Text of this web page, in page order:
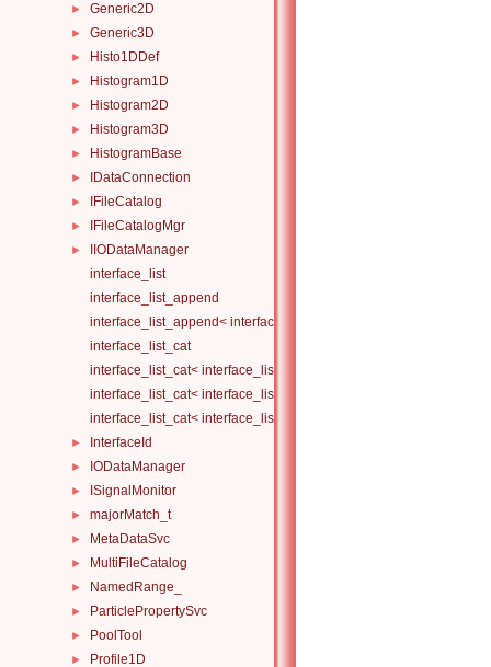
► Generic2D
► Generic3D
► Histo1DDef
► Histogram1D
► Histogram2D
► Histogram3D
► HistogramBase
► IDataConnection
► IFileCatalog
► IFileCatalogMgr
►
IIODataManager
interface_list
interface_list_append
interface_list_append< interface_list< Is... >, I >
interface_list_cat
interface_list_cat< interface_list< I... > >
interface_list_cat< interface_list< I1... >, interface_list< I2... > >
interface_list_cat< interface_list< I1... >, interface_list< I2... >,
► InterfaceId
► IODataManager
► ISignalMonitor
► majorMatch_t
► MetaDataSvc
► MultiFileCatalog
► NamedRange_
► ParticlePropertySvc
► PoolTool
► Profile1D